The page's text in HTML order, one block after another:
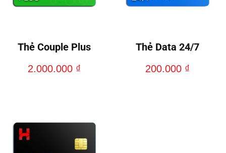
Thẻ Couple Plus
2.000.000 ₫
Thẻ Data 24/7
200.000 ₫